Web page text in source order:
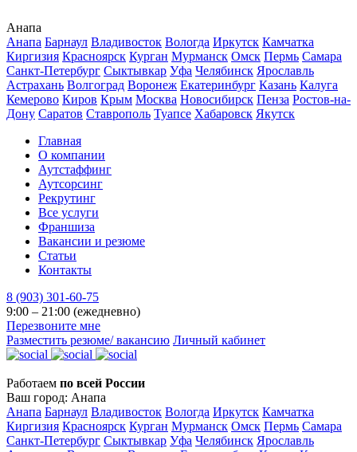
Анапа
Анапа Барнаул Владивосток Вологда Иркутск Камчатка
Киргизия Красноярск Курган Мурманск Омск Пермь Самара
Санкт-Петербург Сыктывкар Уфа Челябинск Ярославль
Астрахань Волгоград Воронеж Екатеринбург Казань Калуга
Кемерово Киров Крым Москва Новосибирск Пенза Ростов-на-
Дону Саратов Ставрополь Туапсе Хабаровск Якутск
Главная
О компании
Аутстаффинг
Аутсорсинг
Рекрутинг
Все услуги
Франшиза
Вакансии и резюме
Статьи
Контакты
8 (903) 301-60-75
9:00 – 21:00 (ежедневно)
Перезвоните мне
Разместить резюме/ вакансию Личный кабинет
Работаем по всей России
Ваш город: Анапа
Анапа Барнаул Владивосток Вологда Иркутск Камчатка
Киргизия Красноярск Курган Мурманск Омск Пермь Самара
Санкт-Петербург Сыктывкар Уфа Челябинск Ярославль